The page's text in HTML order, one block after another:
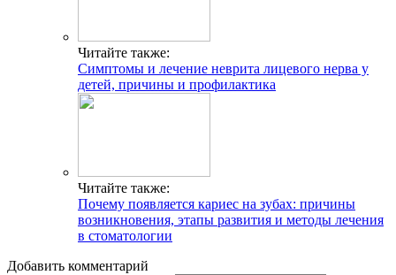
Читайте также:
Симптомы и лечение неврита лицевого нерва у
детей, причины и профилактика
Читайте также:
Почему появляется кариес на зубах: причины
возникновения, этапы развития и методы лечения
в стоматологии
Добавить комментарий